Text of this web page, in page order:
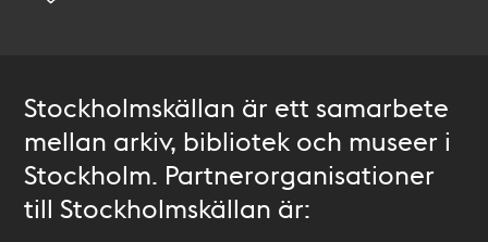
Stockholmskällan är ett samarbete
mellan arkiv, bibliotek och museer i
Stockholm. Partnerorganisationer
till Stockholmskällan är: